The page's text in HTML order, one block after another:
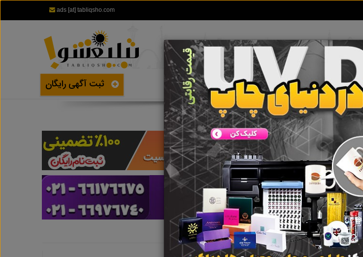
ads [at] tabliqsho.com
خبرهای سایت تماس با ما ثبت آگهی رایگان
انواع شبکه های ارتباطی